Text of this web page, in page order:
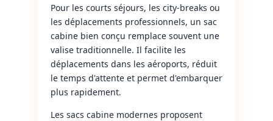
Pour les courts séjours, les city-breaks ou
les déplacements professionnels, un sac
cabine bien conçu remplace souvent une
valise traditionnelle. Il facilite les
déplacements dans les aéroports, réduit
le temps d'attente et permet d'embarquer
plus rapidement.
Les sacs cabine modernes proposent